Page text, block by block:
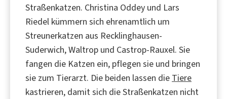
Straßenkatzen. Christina Oddey und Lars
Riedel kümmern sich ehrenamtlich um
Streunerkatzen aus Recklinghausen-
Suderwich, Waltrop und Castrop-Rauxel. Sie
fangen die Katzen ein, pflegen sie und bringen
sie zum Tierarzt. Die beiden lassen die Tiere
kastrieren, damit sich die Straßenkatzen nicht